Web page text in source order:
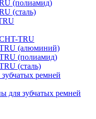
(полиамид)
(сталь)
TRU
(алюминий)
(полиамид)
(сталь)
ремней
для зубчатых ремней